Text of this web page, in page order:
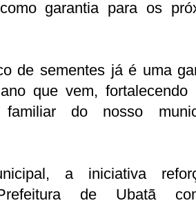
garantia para os
de sementes já é uma
que vem, fortalecendo
do nosso
a iniciativa
de Ubatã